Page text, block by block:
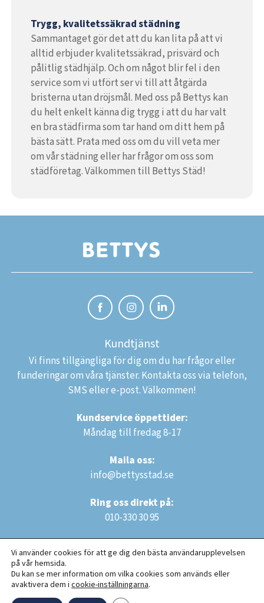
Trygg, kvalitetssäkrad städning
Sammantaget gör det att du kan lita på att vi
alltid erbjuder kvalitetssäkrad, prisvärd och
pålitlig städhjälp. Och om något blir fel i den
service som vi utfört ser vi till att åtgärda
bristerna utan dröjsmål. Med oss på Bettys kan
du helt enkelt känna dig trygg i att du har valt
en bra städfirma som tar hand om ditt hem på
bästa sätt. Prata med oss om du vill veta mer
om vår städning eller har frågor om oss som
städföretag. Välkommen till Bettys Städ!
Kundtjänst
Vi finns tillgängliga för dig om du har frågor eller
funderingar om våra tjänster. Kontakta oss via telefon,
SMS eller e-post. Välkommen!
Kundservice öppettider:
Måndag till fredag 8-17
Maila oss:
info@bettysstad.se
Ring oss direkt på:
010-330 30 95
Copyright © 2023 Bettys Städ AB. Alla rättigheter reserverade.
Vi använder cookies för att ge dig den bästa användarupplevelsen
på vår hemsida.
Du kan se mer information om vilka cookies som används eller
avaktivera dem i cookie-inställningarna.